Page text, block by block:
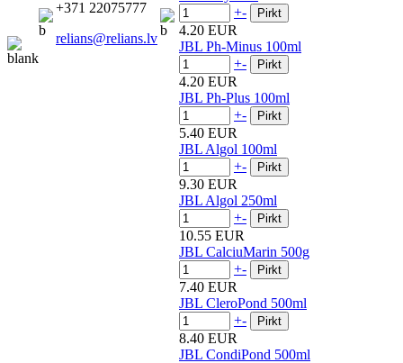
+371 22075777
relians@relians.lv
+-
4.20 EUR
JBL Ph-Minus 100ml
+-
4.20 EUR
JBL Ph-Plus 100ml
+-
5.40 EUR
JBL Algol 100ml
+-
9.30 EUR
JBL Algol 250ml
+-
10.55 EUR
JBL CalciuMarin 500g
+-
7.40 EUR
JBL CleroPond 500ml
+-
8.40 EUR
JBL CondiPond 500ml